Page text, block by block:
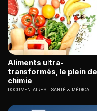
Aliments ultra-
transformés, le plein de
chimie
DOCUMENTAIRES SANTÉ & MÉDICAL